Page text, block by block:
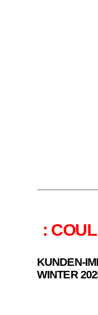
:
KUNDEN-
WINTER